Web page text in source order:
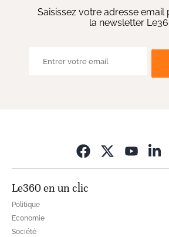
Saisissez votre adresse
la newsletter
Le360 en un clic
Politique
Economie
Société